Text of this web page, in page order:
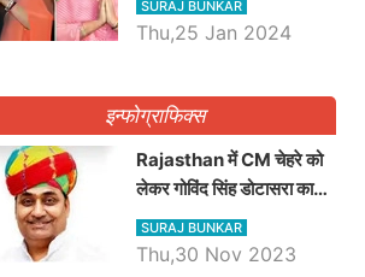
किया था निरस्त
SURAJ BUNKAR
Thu,25 Jan 2024
इन्फोग्राफिक्स
Rajasthan में CM चेहरे को
लेकर गोविंद सिंह डोटासरा का
बड़ा बयान आया सामने, जानें
विचार
SURAJ BUNKAR
Thu,30 Nov 2023